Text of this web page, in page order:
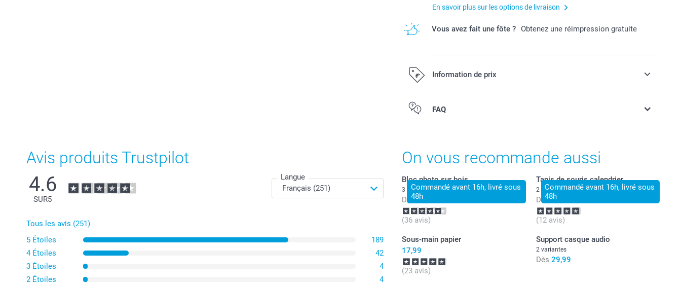
En savoir plus sur les options de livraison
Vous avez fait une fôte ? Obtenez une réimpression gratuite
Information de prix
Tous les prix sont en EURO (€), TVA incluse et hors frais de port.
FAQ
Avis produits Trustpilot
4.6
SUR5
Langue
Tous les avis (251)
5 Étoiles
189
4 Étoiles
42
3 Étoiles
4
2 Étoiles
4
On vous recommande aussi
Commandé avant 16h, livré sous
48h
Bloc photo sur bois
3 variantes
Dès 28,99
(36 avis)
Commandé avant 16h, livré sous
48h
Tapis de souris calendrier
2 variantes
Dès 14,99
(12 avis)
Sous-main papier
17,99
(23 avis)
Support casque audio
2 variantes
Dès 29,99